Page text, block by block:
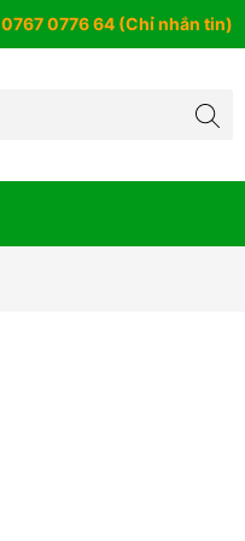
0767 0776 64 (Chỉ nhắn tin)